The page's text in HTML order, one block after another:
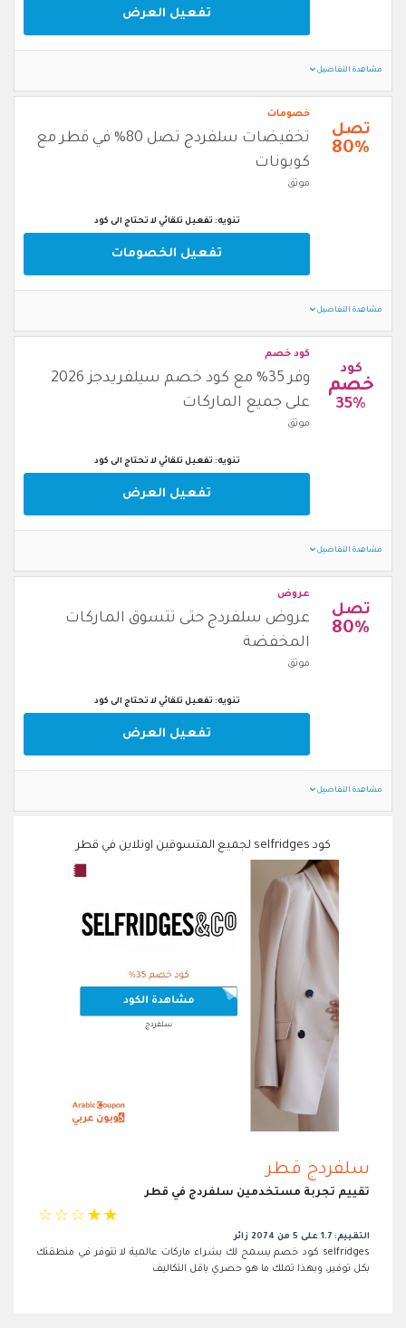
تفعيل العرض
مشاهدة التفاصيل
تصل
80%
خصومات
تخفيضات سلفردج تصل 80% في قطر مع
كوبونات
موثق
تنويه: تفعيل تلقائي لا تحتاج الى كود
تفعيل الخصومات
مشاهدة التفاصيل
كود
خصم
35%
كود خصم
وفر 35% مع كود خصم سيلفريدجز 2026
على جميع الماركات
موثق
تنويه: تفعيل تلقائي لا تحتاج الى كود
تفعيل العرض
مشاهدة التفاصيل
تصل
80%
عروض
عروض سلفردج حتى تتسوق الماركات
المخفضة
موثق
تنويه: تفعيل تلقائي لا تحتاج الى كود
تفعيل العرض
مشاهدة التفاصيل
كود selfridges لجميع المتسوقين اونلاين في قطر
سلفردج قطر
تقييم تجربة مستخدمين سلفردج في قطر
☆ ☆ ☆ ☆ ☆
التقييم: 1.7 على 5 من 2074 زائر
selfridges كود خصم يسمح لك بشراء ماركات عالمية لا تتوفر في منطقتك
بكل توفير، وبهذا تملك ما هو حصري باقل التكاليف